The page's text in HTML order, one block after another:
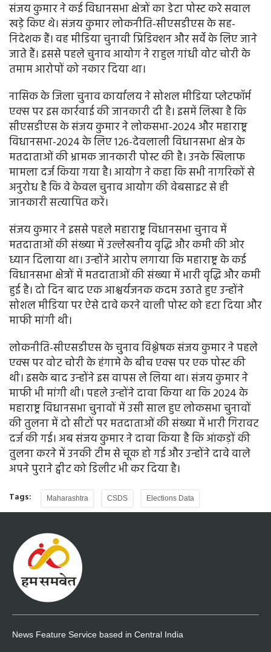
संजय कुमार ने कई विधानसभा क्षेत्रों का डेटा पोस्ट करे सवाल
खड़े किए थे। संजय कुमार लोकनीति-सीएसडीएस के सह-
निदेशक हैं। वह मीडिया चुनावी प्रिडिक्शन और सर्वे के लिए जाने
जाते हैं। इससे पहले चुनाव आयोग ने राहुल गांधी वोट चोरी के
तमाम आरोपों को नकार दिया था।
नासिक के जिला चुनाव कार्यालय ने सोशल मीडिया प्लेटफॉर्म
एक्स पर इस कार्रवाई की जानकारी दी है। इसमें लिखा है कि
सीएसडीएस के संजय कुमार ने लोकसभा-2024 और महाराष्ट्र
विधानसभा-2024 के लिए 126-देवलाली विधानसभा क्षेत्र के
मतदाताओं की भ्रामक जानकारी पोस्ट की है। उनके खिलाफ
मामला दर्ज किया गया है। आयाेग ने कहा कि सभी नागरिकों से
अनुरोध है कि वे केवल चुनाव आयोग की वेबसाइट से ही
जानकारी सत्यापित करें।
संजय कुमार ने इससे पहले महाराष्ट्र विधानसभा चुनाव में
मतदाताओं की संख्या में उल्लेखनीय वृद्धि और कमी की ओर
ध्यान दिलाया था। उन्होंने आरोप लगाया कि महाराष्ट्र के कई
विधानसभा क्षेत्रों में मतदाताओं की संख्या में भारी वृद्धि और कमी
हुई है। दो दिन बाद एक आश्चर्यजनक कदम उठाते हुए उन्होंने
सोशल मीडिया पर ऐसे दावे करने वाली पोस्ट को हटा दिया और
माफी मांगी थी।
लोकनीति-सीएसडीएस के चुनाव विश्लेषक संजय कुमार ने पहले
एक्स पर वोट चोरी के हंगामे के बीच एक्स पर एक पोस्ट की
थी। इसके बाद उन्होंने इस वापस ले लिया था। संजय कुमार ने
माफी भी मांगी थी। पहले उन्होंने दावा किया था कि 2024 के
महाराष्ट्र विधानसभा चुनावों में उसी साल हुए लोकसभा चुनावों
की तुलना में दो सीटों पर मतदाताओं की संख्या में भारी गिरावट
दर्ज की गई। अब संजय कुमार ने दावा किया है कि आंकड़ों की
तुलना करने में उनकी टीम से चूक हो गई और उन्होंने दावे वाले
अपने पुराने ट्वीट को डिलीट भी कर दिया है।
Tags: Maharashtra CSDS Elections Data
News Feature Service based in Central India